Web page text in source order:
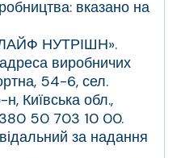
вказано на
НУТРІШН».
виробничих
54-6, сел.
Київська обл.,
50 703 10 00.
за надання